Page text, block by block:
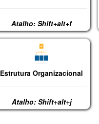
Atalho: Shift+alt+f
Estrutura Organizacional
Atalho: Shift+alt+j